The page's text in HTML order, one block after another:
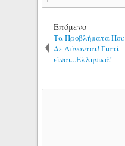
Επόμενο
Tα Προβλήματα Που
Δε Λύνονται! Γιατί
είναι...Ελληνικά!